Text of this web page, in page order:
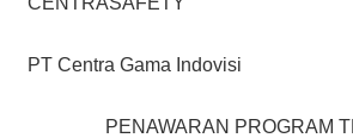
PT Centra Gama Indovisi
PENAWARAN PROGRAM